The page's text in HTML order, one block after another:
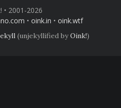
• 2001-2026
• oink.in • oink.wtf
(unjekyllified byOink!)